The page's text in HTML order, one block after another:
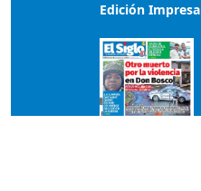
Edición Impresa